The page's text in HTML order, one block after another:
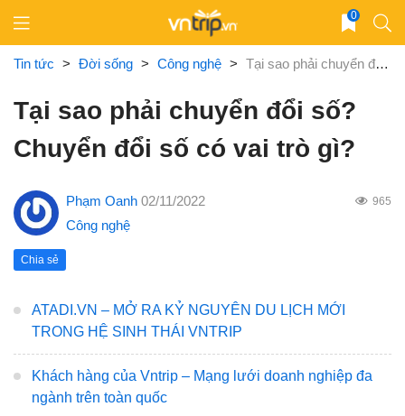
content
0
Tin tức > Đời sống > Công nghệ > Tại sao phải chuyển đổi số? Chuyển đổi số có vai trò gì?
Tại sao phải chuyển đổi số?
Chuyển đổi số có vai trò gì?
Phạm Oanh 02/11/2022 965
Công nghệ
Chia sẻ
ATADI.VN – MỞ RA KỶ NGUYÊN DU LỊCH MỚI
TRONG HỆ SINH THÁI VNTRIP
Khách hàng của Vntrip – Mạng lưới doanh nghiệp đa
ngành trên toàn quốc